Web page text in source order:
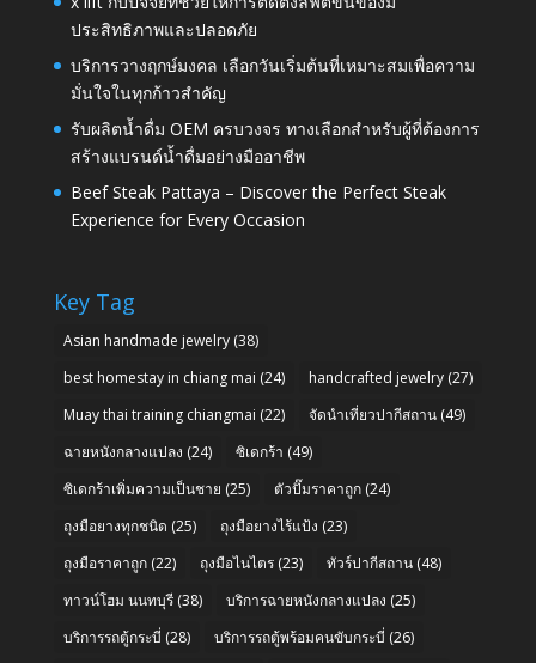
ประสิทธิภาพและปลอดภัย
บริการวางฤกษ์มงคล เลือกวันเริ่มต้นที่เหมาะสมเพื่อความ
มั่นใจในทุกก้าวสำคัญ
รับผลิตน้ำดื่ม OEM ครบวงจร ทางเลือกสำหรับผู้ที่ต้องการ
สร้างแบรนด์น้ำดื่มอย่างมืออาชีพ
Beef Steak Pattaya – Discover the Perfect Steak
Experience for Every Occasion
Key Tag
Asian handmade jewelry(38)
best homestay in chiang mai (24) handcrafted jewelry(27)
Muay thai training chiangmai (22) จัดนำเที่ยวปากีสถาน(49)
ฉายหนังกลางแปลง (24) ซิเดกร้า (49)
ซิเดกร้าเพิ่มความเป็นชาย (25) ตัวปั๊มราคาถูก(24)
ถุงมือยางทุกชนิด (25) ถุงมือยางไร้แป้ง (23)
ถุงมือราคาถูก(22) ถุงมือไนไตร(23) ทัวร์ปากีสถาน(48)
ทาวน์โฮม นนทบุรี(38) บริการฉายหนังกลางแปลง (25)
บริการรถตู้กระบี่ (28) บริการรถตู้พร้อมคนขับกระบี่ (26)